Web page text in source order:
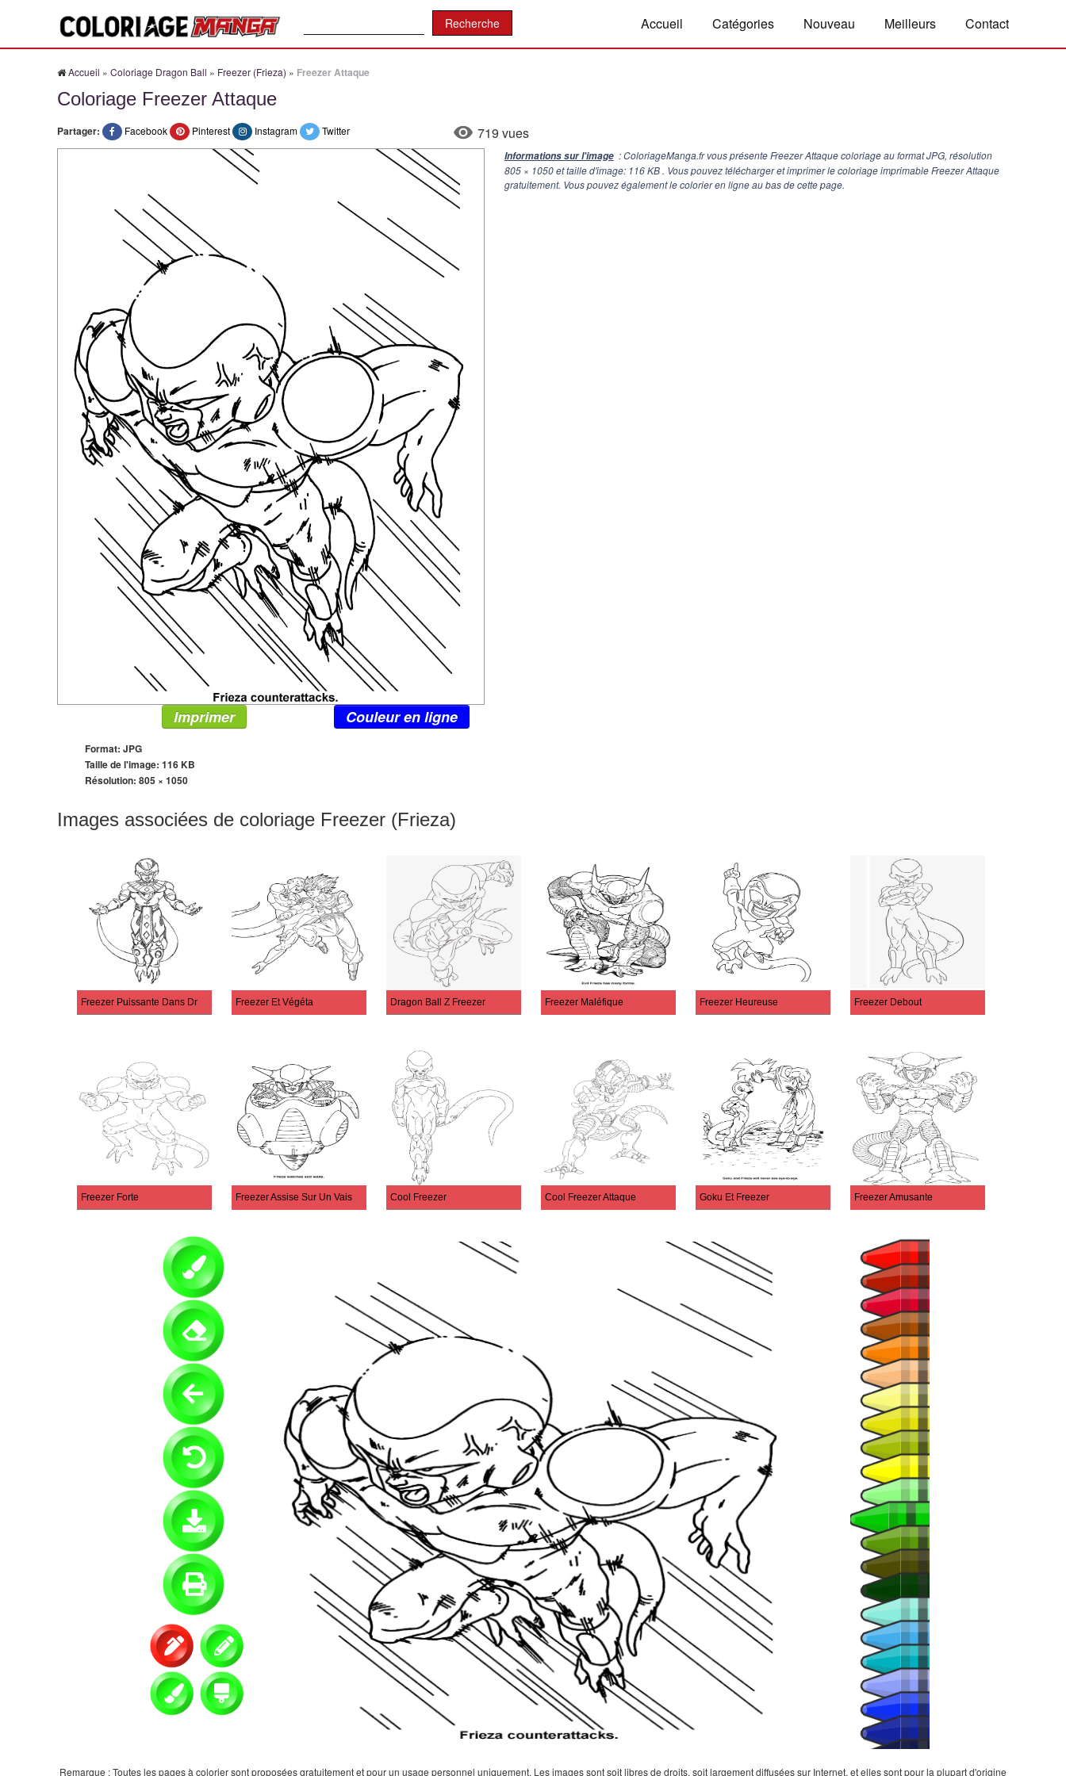
Accueil Catégories Nouveau Meilleurs Contact
Accueil » Coloriage Dragon Ball » Freezer (Frieza) » Freezer Attaque
Coloriage Freezer Attaque
Partager: Facebook Pinterest Instagram Twitter 719 vues
Informations sur l'image : ColoriageManga.fr vous présente Freezer Attaque coloriage au format JPG, résolution
805 × 1050et taille d'image: 116 KB . Vous pouvez télécharger et imprimer le coloriage imprimable Freezer Attaque
gratuitement. Vous pouvez également le colorier en ligne au bas de cette page.
Imprimer Couleur en ligne
Format: JPG
Taille de l'image: 116 KB
Résolution: 805 × 1050
Images associées de coloriage Freezer (Frieza)
Freezer Puissante Dans Dragon Ball Z Freezer Et Végéta Dragon Ball Z Freezer Freezer Maléfique Freezer Heureuse Freezer Debout
Freezer Forte Freezer Assise Sur Un Vaisseau Spatial Cool Freezer Cool Freezer Attaque Goku Et Freezer Freezer Amusante
Remarque : Toutes les pages à colorier sont proposées gratuitement et pour un usage personnel uniquement. Les images sont soit libres de droits, soit largement diffusées sur Internet, et elles sont pour la plupart d'origine